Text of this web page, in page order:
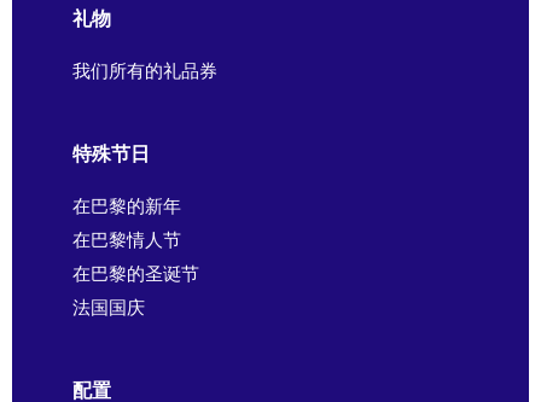
礼物
我们所有的礼品券
特殊节日
在巴黎的新年
在巴黎情人节
在巴黎的圣诞节
法国国庆
配置